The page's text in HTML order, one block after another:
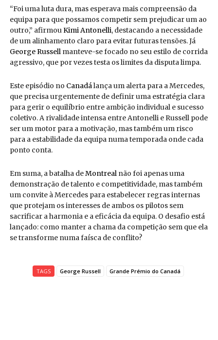
“Foi uma luta dura, mas esperava mais compreensão da
equipa para que possamos competir sem prejudicar um ao
outro,” afirmouKimi Antonelli, destacando a necessidade
de um alinhamento claro para evitar futuras tensões. Já
George Russell manteve-se focado no seu estilo de corrida
agressivo, que por vezes testa os limites da disputa limpa.
Este episódio no Canadálança um alerta para a Mercedes,
que precisa urgentemente de definir uma estratégia clara
para gerir o equilíbrio entre ambição individual e sucesso
coletivo. A rivalidade intensa entre Antonelli e Russell pode
ser um motor para a motivação, mas também um risco
para a estabilidade da equipa numa temporada onde cada
ponto conta.
Em suma, a batalha deMontreal não foi apenas uma
demonstração de talento e competitividade, mas também
um convite à Mercedes para estabelecer regras internas
que protejam os interesses de ambos os pilotos sem
sacrificar a harmonia e a eficácia da equipa. O desafio está
lançado: como manter a chama da competição sem que ela
se transforme numa faísca de conflito?
TAGS George Russell Grande Prémio do Canadá